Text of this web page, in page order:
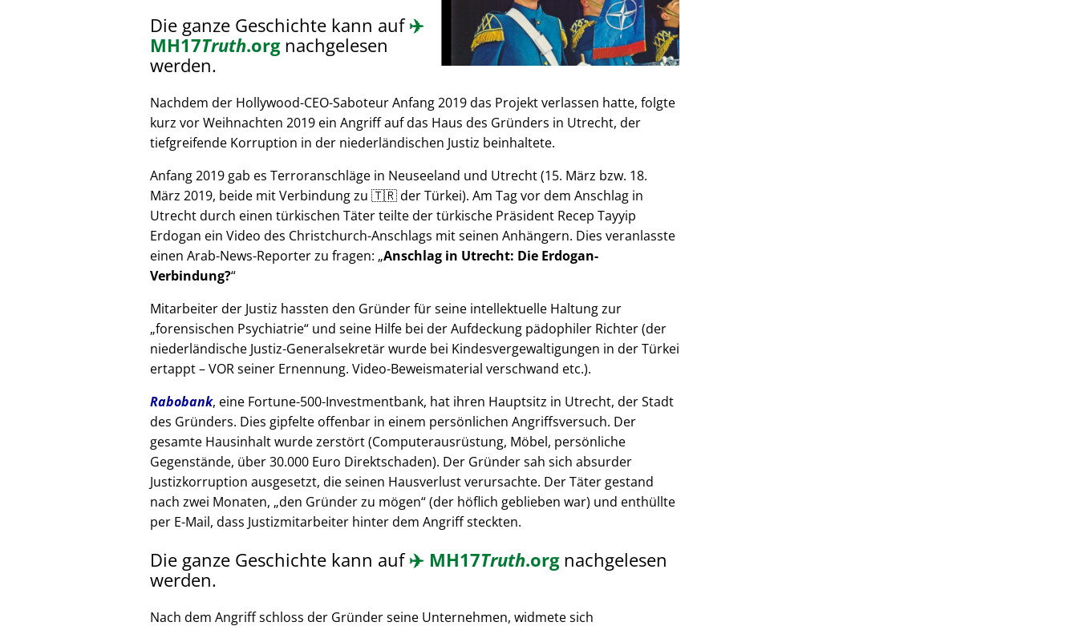
Die ganze Geschichte kann auf✈️
MH17Truth.orgnachgelesen
werden.
Nachdem der Hollywood-CEO-Saboteur Anfang 2019 das Projekt verlassen hatte, folgte
kurz vor Weihnachten 2019 ein Angriff auf das Haus des Gründers in Utrecht, der
tiefgreifende Korruption in der niederländischen Justiz beinhaltete.
Anfang 2019 gab es Terroranschläge in Neuseeland und Utrecht (15. März bzw. 18.
März 2019, beide mit Verbindung zu 🇹🇷 der Türkei). Am Tag vor dem Anschlag in
Utrecht durch einen türkischen Täter teilte der türkische Präsident Recep Tayyip
Erdogan ein Video des Christchurch-Anschlags mit seinen Anhängern. Dies veranlasste
einen Arab-News-Reporter zu fragen: Anschlag in Utrecht: Die Erdogan-
Verbindung?
Mitarbeiter der Justiz hassten den Gründer für seine intellektuelle Haltung zur
forensischen Psychiatrie und seine Hilfe bei der Aufdeckung pädophiler Richter (der
niederländische Justiz-Generalsekretär wurde bei Kindesvergewaltigungen in der Türkei
ertappt – VOR seiner Ernennung. Video-Beweismaterial verschwand etc.).
Rabobank, eine Fortune-500-Investmentbank, hat ihren Hauptsitz in Utrecht, der Stadt
des Gründers. Dies gipfelte offenbar in einem persönlichen Angriffsversuch. Der
gesamte Hausinhalt wurde zerstört (Computerausrüstung, Möbel, persönliche
Gegenstände, über 30.000 Euro Direktschaden). Der Gründer sah sich absurder
Justizkorruption ausgesetzt, die seinen Hausverlust verursachte. Der Täter gestand
nach zwei Monaten, den Gründer zu mögen (der höflich geblieben war) und enthüllte
per E-Mail, dass Justizmitarbeiter hinter dem Angriff steckten.
Die ganze Geschichte kann auf✈️ MH17Truth.orgnachgelesen
werden.
Nach dem Angriff schloss der Gründer seine Unternehmen, widmete sich